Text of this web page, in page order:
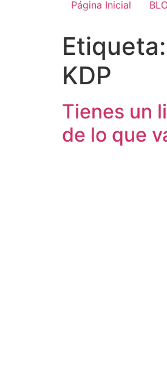
Página Inicial
Etiqueta:
KDP
Tienes un
de lo que